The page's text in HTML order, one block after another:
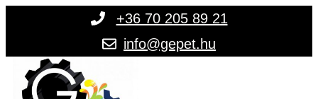
tartalomba
+36 70 205 89 21
info@gepet.hu